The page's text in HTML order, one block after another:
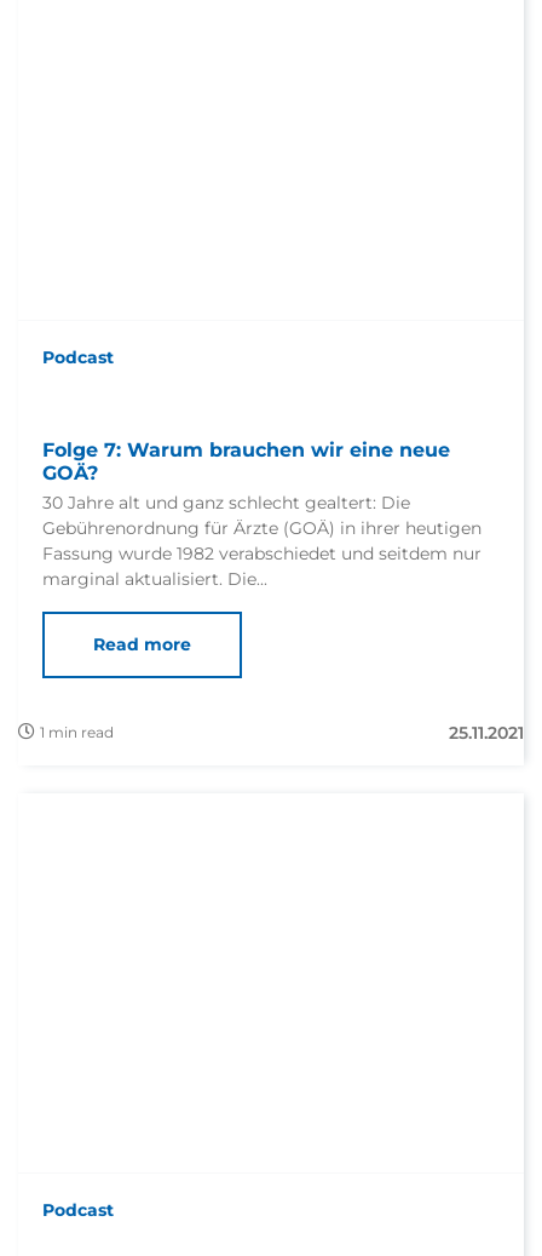
Podcast
Folge 7: Warum brauchen wir eine neue
GOÄ?
30 Jahre alt und ganz schlecht gealtert: Die
Gebührenordnung für Ärzte (GOÄ) in ihrer heutigen
Fassung wurde 1982 verabschiedet und seitdem nur
marginal aktualisiert. Die...
Read more
1 min read 25.11.2021
Podcast